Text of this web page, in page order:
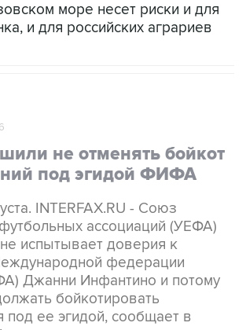
море несет риски и для
и для российских аграриев
не отменять бойкот
под эгидой ФИФА
INTERFAX.RU - Союз
ассоциаций (УЕФА)
испытывает доверия к
федерации
Джанни Инфантино и потому
бойкотировать
под ее эгидой, сообщает в